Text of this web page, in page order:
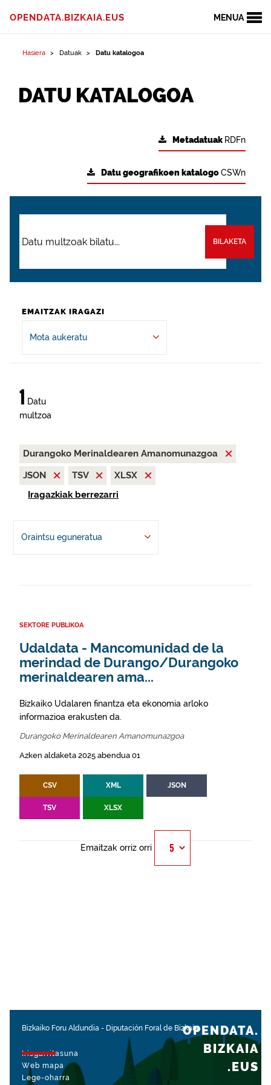
MENUA
OPENDATA.BIZKAIA.EUS
Hasiera Datuak Datu katalogoa
DATU KATALOGOA
Metadatuak RDFn
Datu geografikoen katalogoCSWn
BILAKETA
EMAITZAK IRAGAZI
Mota aukeratu
1 Datu
multzoa
Durangoko Merinaldearen Amanomunazgoa
JSON
TSV
XLSX
Iragazkiak berrezarri
Oraintsu eguneratua
SEKTORE PUBLIKOA
Udaldata - Mancomunidad de la
merindad de Durango/Durangoko
merinaldearen ama...
Bizkaiko Udalaren finantza eta ekonomia arloko
informazioa erakusten da.
Durangoko Merinaldearen Amanomunazgoa
Azken aldaketa 2025 abendua 01
CSV XML JSON
TSV XLSX
Emaitzak orriz orri
Bizkaiko Foru Aldundia - Diputación Foral de Bizkaia
Irisgarritasuna
Web mapa
Lege-oharra
OPENDATA.
BIZKAIA
.EUS